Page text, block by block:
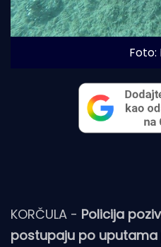
Foto:
KORČULA - Policija
postupaju po uputama